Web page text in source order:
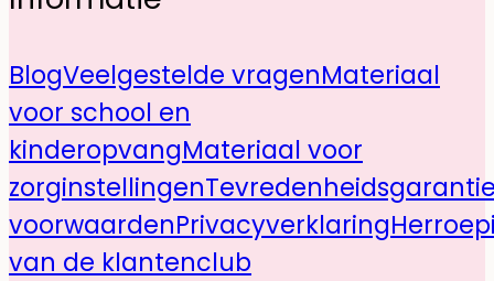
BlogVeelgestelde vragenMateriaal
voor school en
kinderopvangMateriaal voor
zorginstellingen
voorwaardenPrivacyverklaring
van de klantenclub